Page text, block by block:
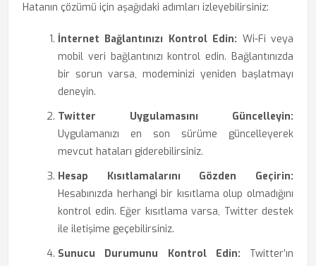
Hatanın çözümü için aşağıdaki adımları izleyebilirsiniz:
İnternet Bağlantınızı Kontrol Edin: Wi-Fi veya
mobil veri bağlantınızı kontrol edin. Bağlantınızda
bir sorun varsa, modeminizi yeniden başlatmayı
deneyin.
Twitter Uygulamasını Güncelleyin:
Uygulamanızı en son sürüme güncelleyerek
mevcut hataları giderebilirsiniz.
Hesap Kısıtlamalarını Gözden Geçirin:
Hesabınızda herhangi bir kısıtlama olup olmadığını
kontrol edin. Eğer kısıtlama varsa, Twitter destek
ile iletişime geçebilirsiniz.
Sunucu Durumunu Kontrol Edin: Twitter’ın